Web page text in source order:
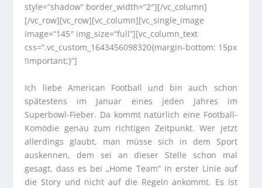
style=“shadow“ border_width=“2″][/vc_column]
[/vc_row][vc_row][vc_column][vc_single_image
image=“145″ img_size=“full“][vc_column_text
css=“.vc_custom_1643456098320{margin-bottom: 15px
!important;}“]
Ich liebe American Football und bin auch schon
spätestens im Januar eines jeden Jahres im
Superbowl-Fieber. Da kommt natürlich eine Football-
Komödie genau zum richtigen Zeitpunkt. Wer jetzt
allerdings glaubt, man müsse sich in dem Sport
auskennen, dem sei an dieser Stelle schon mal
gesagt, dass es bei „Home Team“ in erster Linie auf
die Story und nicht auf die Regeln ankommt. Es ist